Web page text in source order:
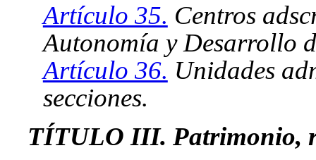
Artículo 35. Centros
Autonomía y Desarrollo
Artículo 36. Unidades
secciones.
TÍTULO III. Patrimonio,